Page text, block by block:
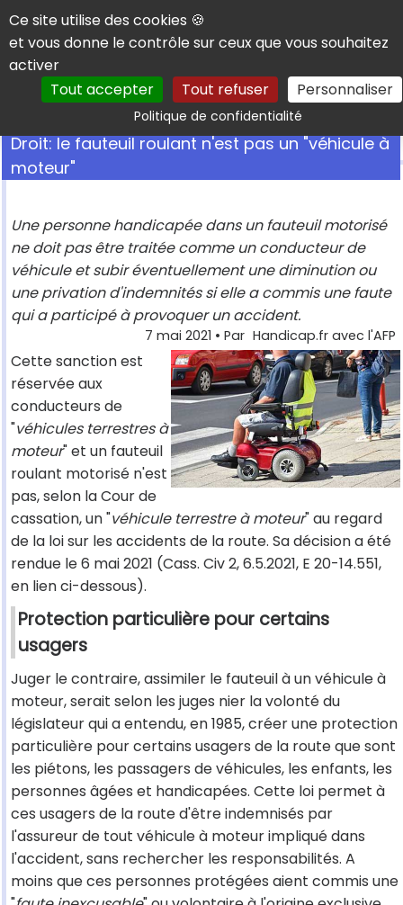
Panneau de gestion des cookies
Ce site utilise des cookies 🍪
et vous donne le contrôle sur ceux que vous souhaitez
activer
Tout accepter
Tout refuser Personnaliser
Politique de confidentialitéRechercher
Droit: le fauteuil roulant n'est pas un "véhicule à
moteur"
Une personne handicapée dans un fauteuil motorisé
ne doit pas être traitée comme un conducteur de
véhicule et subir éventuellement une diminution ou
une privation d'indemnités si elle a commis une faute
qui a participé à provoquer un accident.
7 mai 2021 • Par Handicap.fr avec l'AFP
Cette sanction est
réservée aux
conducteurs de
"véhicules terrestres à
moteur" et un fauteuil
roulant motorisé n'est
pas, selon la Cour de
cassation, un "véhicule terrestre à moteur" au regard
de la loi sur les accidents de la route. Sa décision a été
rendue le 6 mai 2021 (Cass. Civ 2, 6.5.2021, E 20-14.551,
en lien ci-dessous).
Protection particulière pour certains
usagers
Juger le contraire, assimiler le fauteuil à un véhicule à
moteur, serait selon les juges nier la volonté du
législateur qui a entendu, en 1985, créer une protection
particulière pour certains usagers de la route que sont
les piétons, les passagers de véhicules, les enfants, les
personnes âgées et handicapées. Cette loi permet à
ces usagers de la route d'être indemnisés par
l'assureur de tout véhicule à moteur impliqué dans
l'accident, sans rechercher les responsabilités. A
moins que ces personnes protégées aient commis une